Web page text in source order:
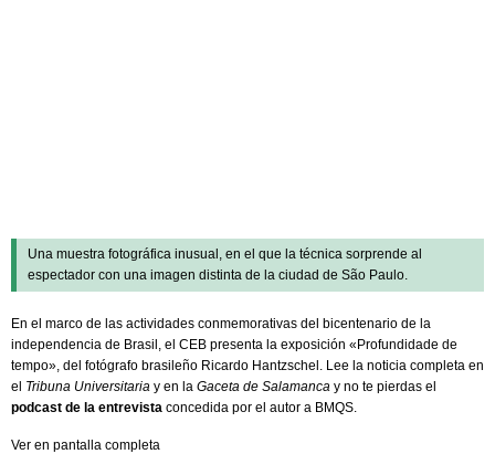
Una muestra fotográfica inusual, en el que la técnica sorprende al
espectador con una imagen distinta de la ciudad de São Paulo.
En el marco de las actividades conmemorativas del bicentenario de la
independencia de Brasil, el CEB presenta la exposición «Profundidade de
tempo», del fotógrafo brasileño Ricardo Hantzschel. Lee la noticia completa en
el Tribuna Universitaria y en la Gaceta de Salamanca y no te pierdas el
podcast de la entrevista concedida por el autor a BMQS.
Ver en pantalla completa